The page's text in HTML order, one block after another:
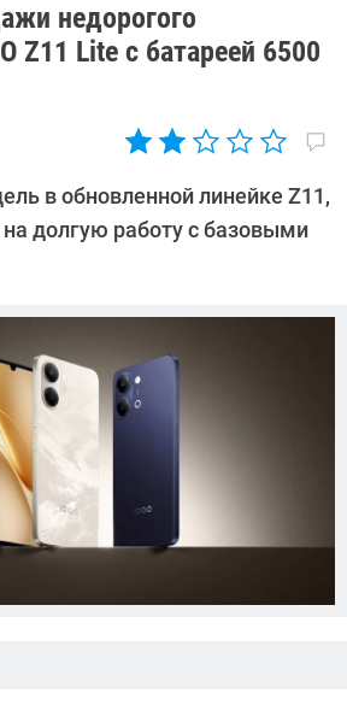
недорогого
Z11 Lite с батареей 6500
в обновленной линейке Z11,
долгую работу с базовыми